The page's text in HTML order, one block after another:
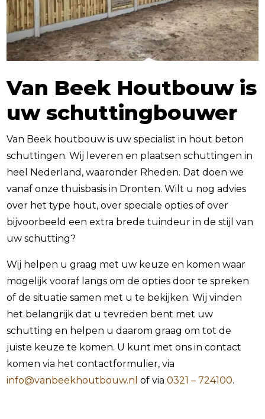
Van Beek Houtbouw is
uw schuttingbouwer
Van Beek houtbouw is uw specialist in hout beton
schuttingen. Wij leveren en plaatsen schuttingen in
heel Nederland, waaronder Rheden. Dat doen we
vanaf onze thuisbasis in Dronten. Wilt u nog advies
over het type hout, over speciale opties of over
bijvoorbeeld een extra brede tuindeur in de stijl van
uw schutting?
Wij helpen u graag met uw keuze en komen waar
mogelijk vooraf langs om de opties door te spreken
of de situatie samen met u te bekijken. Wij vinden
het belangrijk dat u tevreden bent met uw
schutting en helpen u daarom graag om tot de
juiste keuze te komen. U kunt met ons in contact
komen via het contactformulier, via
info@vanbeekhoutbouw.nl of via0321 – 724100.